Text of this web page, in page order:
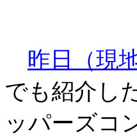
昨日（現
でも紹介し
ッパーズコ